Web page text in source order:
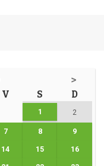
>
V S D
1 2
7 8 9
14 15 16